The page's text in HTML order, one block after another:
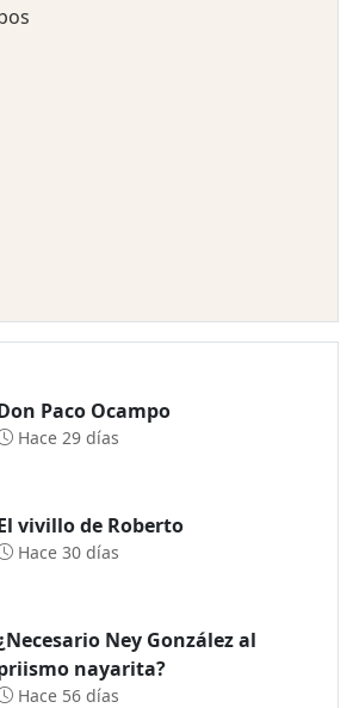
Paco Ocampo
Hace 29 días
vivillo de Roberto
Hace 30 días
Ney González al
nayarita?
Hace 56 días